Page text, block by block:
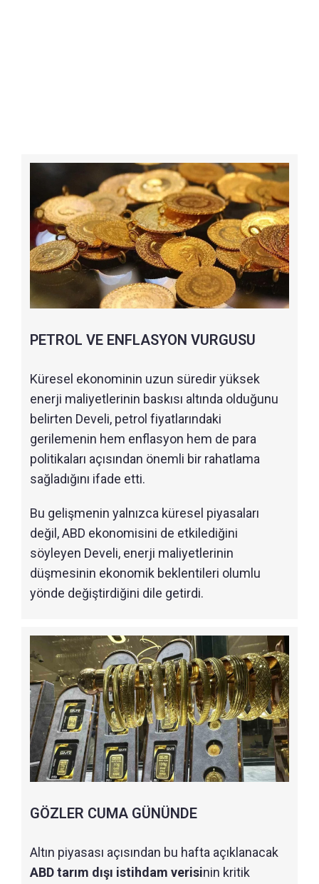
PETROL VE ENFLASYON VURGUSU
Küresel ekonominin uzun süredir yüksek
enerji maliyetlerinin baskısı altında olduğunu
belirten Develi, petrol fiyatlarındaki
gerilemenin hem enflasyon hem de para
politikaları açısından önemli bir rahatlama
sağladığını ifade etti.
Bu gelişmenin yalnızca küresel piyasaları
değil, ABD ekonomisini de etkilediğini
söyleyen Develi, enerji maliyetlerinin
düşmesinin ekonomik beklentileri olumlu
yönde değiştirdiğini dile getirdi.
GÖZLER CUMA GÜNÜNDE
Altın piyasası açısından bu hafta açıklanacak
ABD tarım dışı istihdam verisinin kritik